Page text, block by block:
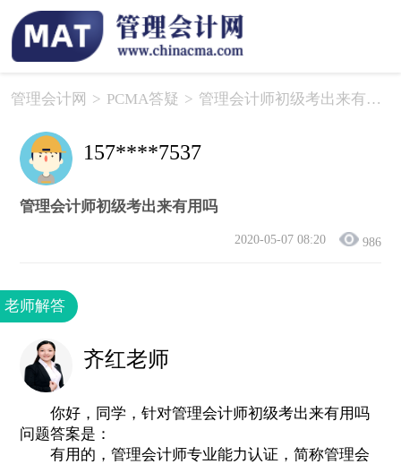
管理会计网 > PCMA答疑 > 管理会计师初级考出来有用吗
157****7537
管理会计师初级考出来有用吗
2020-05-07 08:20 986
老师解答
齐红老师
你好，同学，针对管理会计师初级考出来有用吗
问题答案是：
有用的，管理会计师专业能力认证，简称管理会